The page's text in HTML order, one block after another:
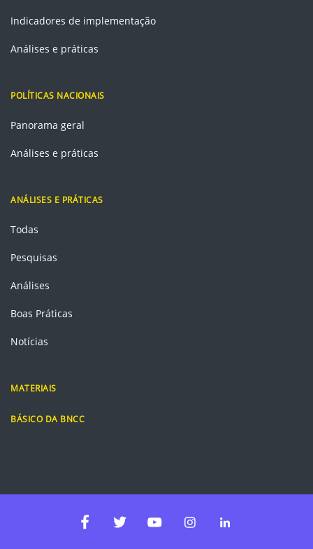
Indicadores de implementação
Análises e práticas
POLÍTICAS NACIONAIS
Panorama geral
Análises e práticas
ANÁLISES E PRÁTICAS
Todas
Pesquisas
Análises
Boas Práticas
Notícias
MATERIAIS
BÁSICO DA BNCC
Facebook Twitter Youtube
Instagram